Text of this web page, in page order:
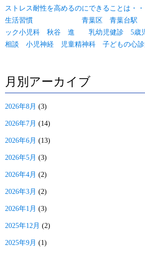
ストレス耐性を高めるのにできることは・
生活習慣 青葉区 青葉台駅 た
ック小児科 秋谷 進 乳幼児健診 5歳
相談 小児神経 児童精神科 子どもの心診
月別アーカイブ
2026年8月 (3)
2026年7月 (14)
2026年6月 (13)
2026年5月 (3)
2026年4月 (2)
2026年3月 (2)
2026年1月 (3)
2025年12月 (2)
2025年9月 (1)